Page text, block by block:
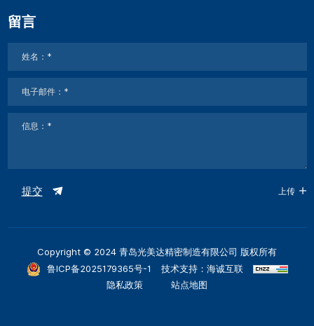
留言
提交 上传
Copyright © 2024 青岛光美达精密制造有限公司 版权所有
鲁ICP备2025179365号-1
技术支持：海诚互联
隐私政策
站点地图